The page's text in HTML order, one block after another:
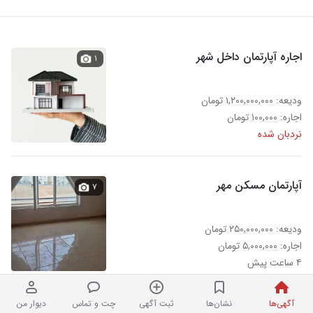
آگهی‌ها نشان‌ها ثبت آگهی چت و تماس دیوار من
اجاره آپارتمان داخل شهر
ودیعه: ۱,۲۰۰,۰۰۰,۰۰۰ تومان
اجاره: ۱۰۰,۰۰۰ تومان
نردبان شده
۱
آپارتمان مسکن مهر
ودیعه: ۲۵۰,۰۰۰,۰۰۰ تومان
اجاره: ۵,۰۰۰,۰۰۰ تومان
۴ ساعت پیش
۷